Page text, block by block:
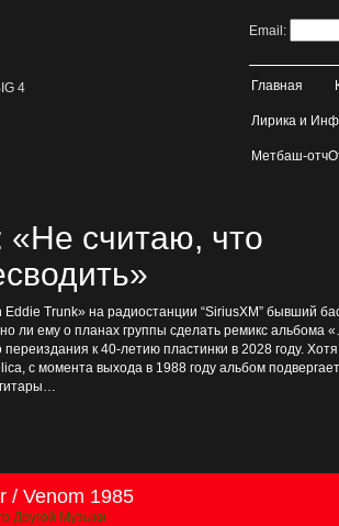
4
Email:
Главная
Лирика и
Метбаш-
считаю, что
Trunk» на радиостанции “SiriusXM” бывший
ли ему о планах группы сделать ремикс альбома
к 40-летию пластинки в 2028 году.
с момента выхода в 1988 году альбом
гитары…
/ Venom 1985
Другой Музыки